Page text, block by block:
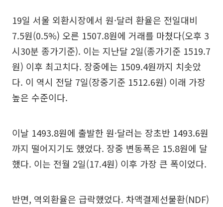
19일 서울 외환시장에서 원·달러 환율은 전일대비
7.5원(0.5%) 오른 1507.8원에 거래를 마쳤다(오후 3
시30분 종가기준). 이는 지난달 2일(종가기준 1519.7
원) 이후 최고치다. 장중에는 1509.4원까지 치솟았
다. 이 역시 전달 7일(장중기준 1512.6원) 이래 가장
높은 수준이다.
이날 1493.8원에 출발한 원·달러는 장초반 1493.6원
까지 떨어지기도 했었다. 장중 변동폭은 15.8원에 달
했다. 이는 전월 2일(17.4원) 이후 가장 큰 폭이었다.
반면, 역외환율은 급락했었다. 차액결제선물환(NDF)